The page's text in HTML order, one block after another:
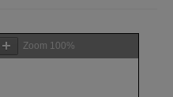
Zoom 100%